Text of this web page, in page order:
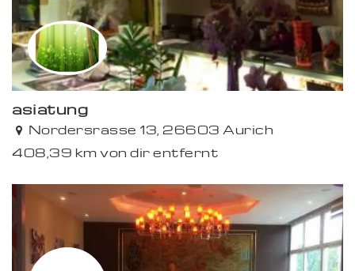
asiatung
Nordersrasse 13, 26603 Aurich
408,39 km von dir entfernt